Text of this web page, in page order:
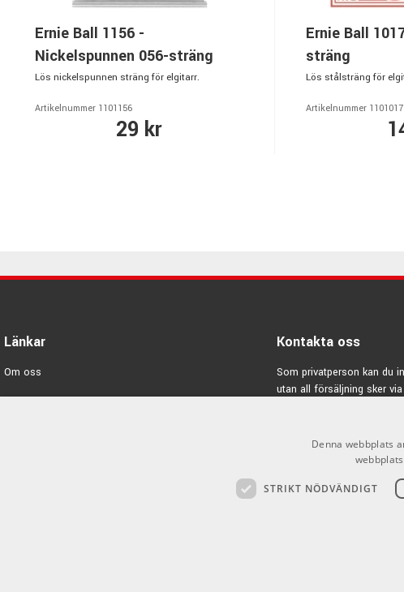
Ernie Ball 1156 -
Nickelspunnen 056-sträng
Lös nickelspunnen sträng för elgitarr.
Artikelnummer 1101156
29 kr
Ernie Ball
sträng
Lös stålsträng för
Artikelnummer 1101017
Länkar
Om oss
Varumärken
Kontakta oss
Som privatperson kan du
utan all försäljning sker
Denna webbplats
STRIKT NÖDVÄNDIGT